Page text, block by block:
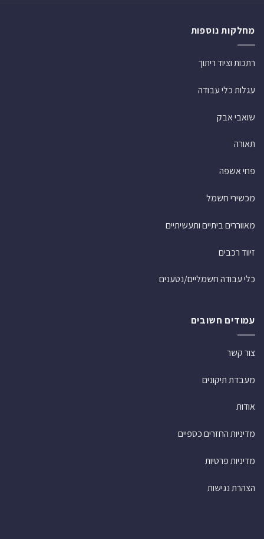
מחלקות נוספות
רתכות וציוד ריתוך
עגלות כלי עבודה
שואבי אבק
תאורה
פחי אשפה
מכשירי חשמל
מאווררים ביתיים ותעשיתיים
זיווד רכבים
כלי עבודה חשמליים/נטענים
עמודים חשובים
צור קשר
מעבדת תיקונים
אודות
מדיניות החזרים כספיים
מדיניות פרטיות
הצהרת נגישות